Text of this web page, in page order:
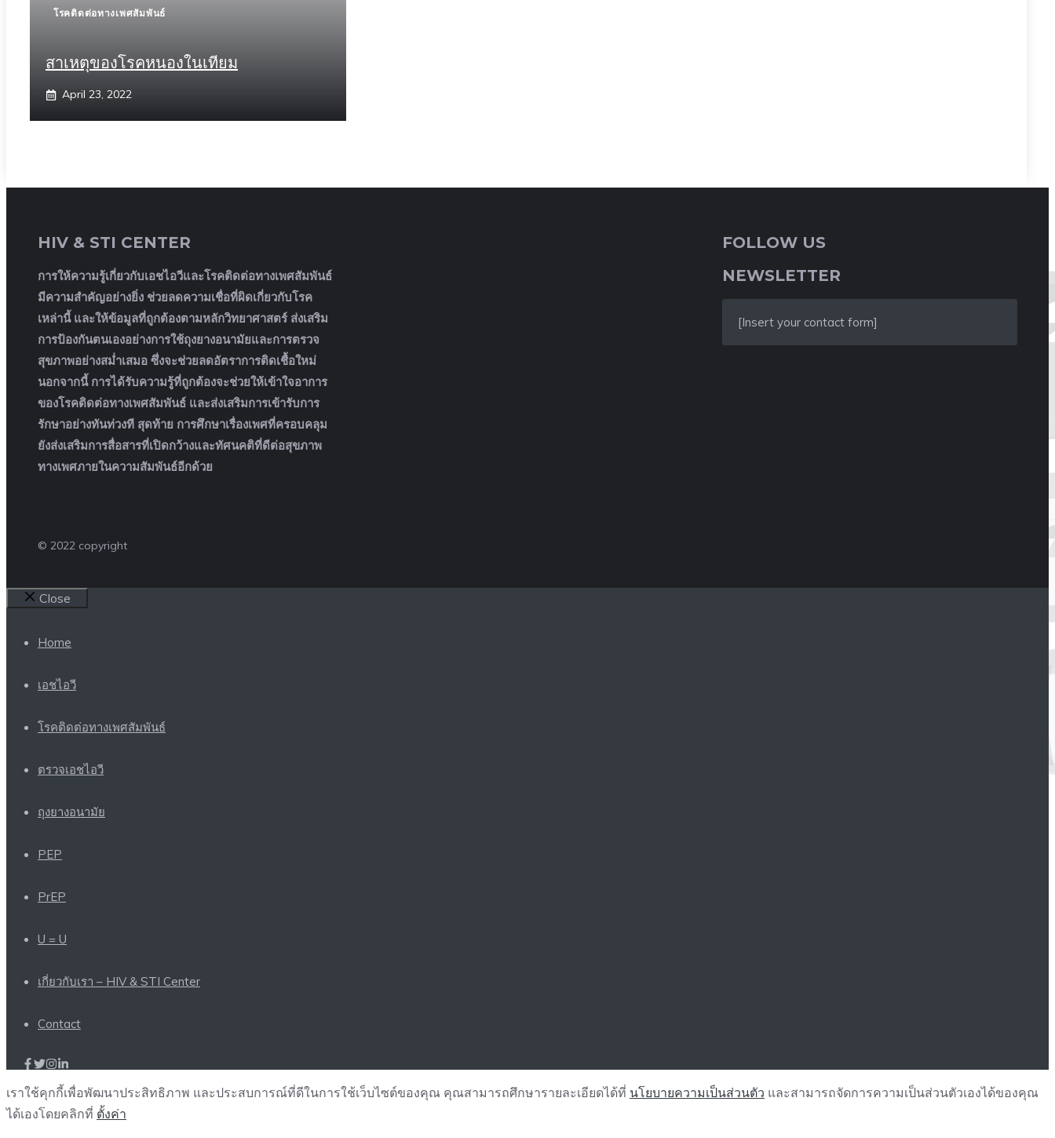
โรคติดต่อทางเพศสัมพันธ์
สาเหตุของโรคหนองในเทียม
April 23, 2022
HIV & STI CENTER
การให้ความรู้เกี่ยวกับเอชไอวีและโรคติดต่อทางเพศสัมพันธ์
มีความสำคัญอย่างยิ่ง ช่วยลดความเชื่อที่ผิดเกี่ยวกับโรค
เหล่านี้ และให้ข้อมูลที่ถูกต้องตามหลักวิทยาศาสตร์ ส่งเสริม
การป้องกันตนเองอย่างการใช้ถุงยางอนามัยและการตรวจ
สุขภาพอย่างสม่ำเสมอ ซึ่งจะช่วยลดอัตราการติดเชื้อใหม่
นอกจากนี้ การได้รับความรู้ที่ถูกต้องจะช่วยให้เข้าใจอาการ
ของโรคติดต่อทางเพศสัมพันธ์ และส่งเสริมการเข้ารับการ
รักษาอย่างทันท่วงที สุดท้าย การศึกษาเรื่องเพศที่ครอบคลุม
ยังส่งเสริมการสื่อสารที่เปิดกว้างและทัศนคติที่ดีต่อสุขภาพ
ทางเพศภายในความสัมพันธ์อีกด้วย
FOLLOW US
NEWSLETTER
[Insert your contact form]
© 2022 copyright
Close
Home
เอชไอวี
โรคติดต่อทางเพศสัมพันธ์
ตรวจเอชไอวี
ถุงยางอนามัย
PEP
PrEP
U = U
เกี่ยวกับเรา – HIV & STI Center
Contact
เราใช้คุกกี้เพื่อพัฒนาประสิทธิภาพ และประสบการณ์ที่ดีในการใช้เว็บไซต์ของคุณ คุณสามารถศึกษารายละเอียดได้ที่ นโยบายความเป็นส่วนตัว และสามารถจัดการความเป็นส่วนตัวเองได้ของคุณ
ได้เองโดยคลิกที่ ตั้งค่า